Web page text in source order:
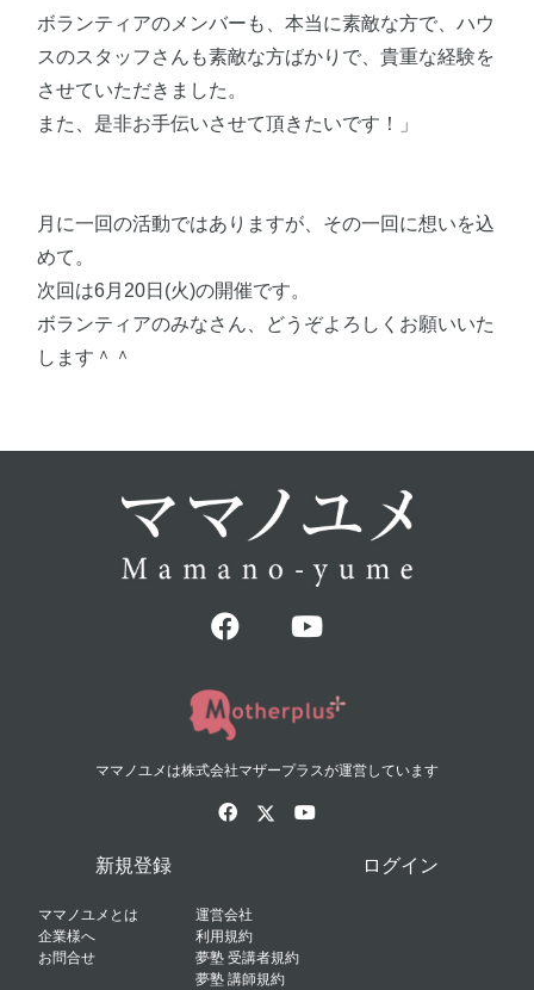
ボランティアのメンバーも、本当に素敵な方で、ハウ
スのスタッフさんも素敵な方ばかりで、貴重な経験を
させていただきました。
また、是非お手伝いさせて頂きたいです！」
月に一回の活動ではありますが、その一回に想いを込
めて。
次回は6月20日(火)の開催です。
ボランティアのみなさん、どうぞよろしくお願いいた
します＾＾
ママノユメは株式会社マザープラスが運営しています
新規登録 ログイン
ママノユメとは
企業様へ
お問合せ
運営会社
利用規約
夢塾 受講者規約
夢塾 講師規約